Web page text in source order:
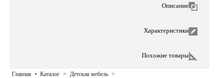
Описание
Характеристики
Похожие товары
главная • каталог > детская мебель >